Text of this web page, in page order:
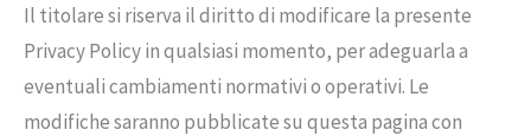
Il titolare si riserva il diritto di modificare la presente
Privacy Policy in qualsiasi momento, per adeguarla a
eventuali cambiamenti normativi o operativi. Le
modifiche saranno pubblicate su questa pagina con